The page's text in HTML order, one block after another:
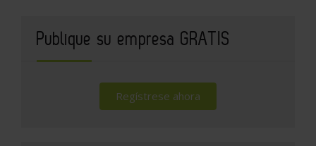
Publique su empresa GRATIS
Regístrese ahora